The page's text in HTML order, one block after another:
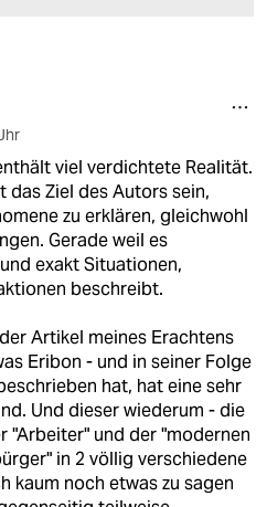
viel verdichtete Realität.
das Ziel des Autors sein,
zu erklären, gleichwohl
Gerade weil es
exakt Situationen,
beschreibt.
Artikel meines Erachtens
Eribon - und in seiner Folge
hat, hat eine sehr
Und dieser wiederum - die
"Arbeiter" und der "modernen
in 2 völlig verschiedene
kaum noch etwas zu sagen